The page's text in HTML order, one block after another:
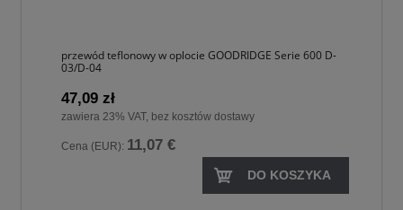
przewód teflonowy w oplocie GOODRIDGE Serie 600 D-
03/D-04
47,09 zł
zawiera 23% VAT, bez kosztów dostawy
Cena (EUR): 11,07 €
DO KOSZYKA